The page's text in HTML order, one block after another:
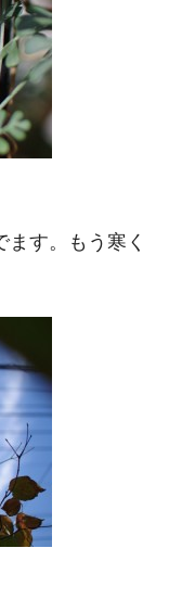
ます。もう寒く